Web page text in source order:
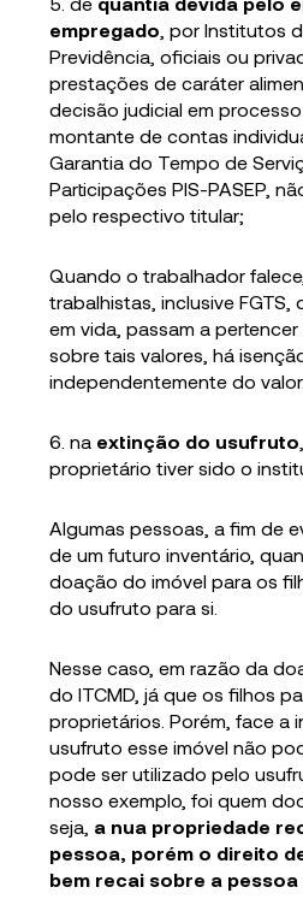
empregado , por Institutos
Previdência, oficiais ou
prestações de caráter
decisão judicial em
montante de contas
Garantia do Tempo de
Participações PIS-PASEP,
pelo respectivo titular;
Quando o trabalhador
trabalhistas, inclusive FGTS,
em vida, passam a
sobre tais valores, há
independentemente do valor.
6. na extinção do usufruto
proprietário tiver sido o
Algumas pessoas, a fim de
de um futuro inventário,
doação do imóvel para os
do usufruto para si.
Nesse caso, em razão da
do ITCMD, já que os filhos
proprietários. Porém, face a
usufruto esse imóvel não
pode ser utilizado pelo
nosso exemplo, foi quem
seja, a nua propriedade
pessoa, porém o direito
bem recai sobre a